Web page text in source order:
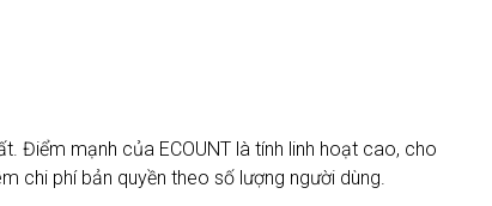
Điểm mạnh của ECOUNT là tính linh hoạt cao, cho
chi phí bản quyền theo số lượng người dùng.